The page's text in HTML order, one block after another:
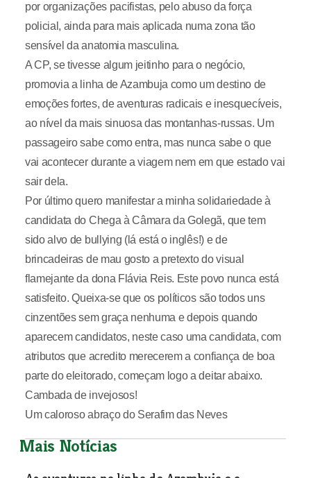
por organizações pacifistas, pelo abuso da força
policial, ainda para mais aplicada numa zona tão
sensível da anatomia masculina.
A CP, se tivesse algum jeitinho para o negócio,
promovia a linha de Azambuja como um destino de
emoções fortes, de aventuras radicais e inesquecíveis,
ao nível da mais sinuosa das montanhas-russas. Um
passageiro sabe como entra, mas nunca sabe o que
vai acontecer durante a viagem nem em que estado vai
sair dela.
Por último quero manifestar a minha solidariedade à
candidata do Chega à Câmara da Golegã, que tem
sido alvo de bullying (lá está o inglês!) e de
brincadeiras de mau gosto a pretexto do visual
flamejante da dona Flávia Reis. Este povo nunca está
satisfeito. Queixa-se que os políticos são todos uns
cinzentões sem graça nenhuma e depois quando
aparecem candidatos, neste caso uma candidata, com
atributos que acredito merecerem a confiança de boa
parte do eleitorado, começam logo a deitar abaixo.
Cambada de invejosos!
Um caloroso abraço do Serafim das Neves
Mais Notícias